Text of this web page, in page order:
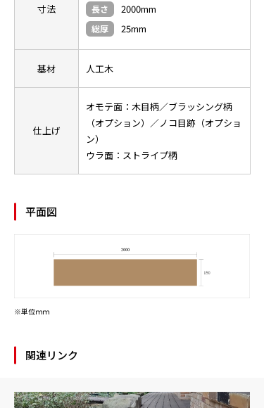
寸法 長さ 2000mm
総厚 25mm
基材 人工木
仕上げ
オモテ面：木目柄／ブラッシング柄
（オプション）／ノコ目跡（オプショ
ン）
ウラ面：ストライプ柄
平面図
※単位ｍｍ
関連リンク